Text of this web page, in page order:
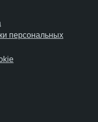
персональных